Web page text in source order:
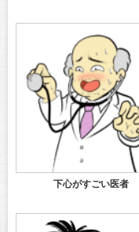
下心がすごい医者